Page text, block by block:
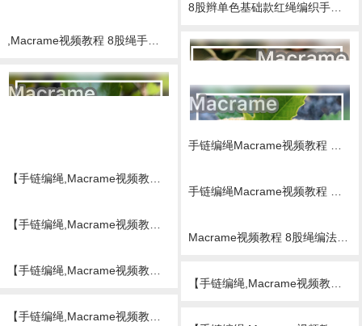
8股辫单色基础款红绳编织手链一款简单的亲子手工教程
,Macrame视频教程 8股绳手链编法步骤
Macrame视频教程， 8股绳卷结手链编法
Macrame视频教程 手链,8股绳编法（8）,Macrame视频教程
Macrame视频教程 手链8股绳编法
手链编绳Macrame视频教程,8股绳编法（10）
Macrame视频教程 8股绳编法（15）